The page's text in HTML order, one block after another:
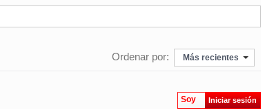
Ordenar por: Más recientes
Soy Iniciar sesión